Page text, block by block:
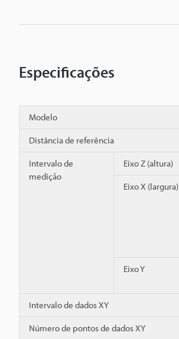
Especificações
Modelo
Distância de referência
Intervalo de
medição
Eixo Z (altura)
Eixo X (largura)
Eixo Y
Intervalo de dados XY
Número de pontos de dados XY